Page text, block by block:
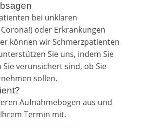
bei unklaren
oder Erkrankungen
können wir Schmerzpatienten
Sie uns, indem Sie
verunsichert sind, ob Sie
sollen.
Aufnahmebogen aus und
Termin mit.